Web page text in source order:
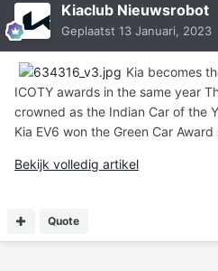
Kiaclub Nieuwsrobot
Geplaatst 13 Januari, 2023
Kia becomes
ICOTY awards in the same year
crowned as the Indian Car of the
Kia EV6 won the Green Car
Bekijk volledig artikel
Quote